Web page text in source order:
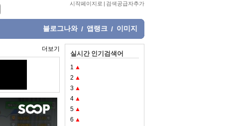
시작페이지로 | 검색공급자추가
블로그나와 / 앱랭크 / 이미지
더보기
실시간 인기검색어
1 ▲
2 ▲
3 ▲
4 ▲
5 ▲
6 ▲